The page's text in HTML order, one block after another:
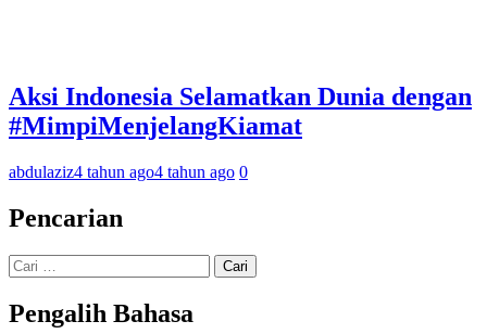
Aksi Indonesia Selamatkan Dunia dengan
#MimpiMenjelangKiamat
abdulaziz4 tahun ago4 tahun ago 0
Pencarian
Cari
untuk:
Pengalih Bahasa